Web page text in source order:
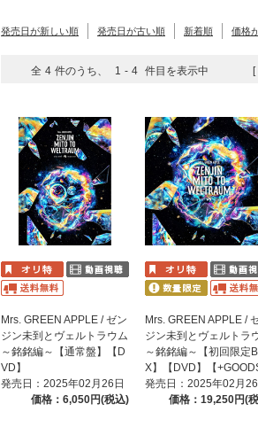
発売日が新しい順 発売日が古い順 新着順 価格
全 4 件のうち、 1 - 4 件目を表示中 [
Mrs. GREEN APPLE / ゼン
ジン未到とヴェルトラウム
～銘銘編～【通常盤】【D
VD】
発売日：2025年02月26日
価格：6,050円(税込)
Mrs. GREEN APPLE /
ジン未到とヴェルトラ
～銘銘編～【初回限定
X】【DVD】【
発売日：2025年02月
価格：19,250円(